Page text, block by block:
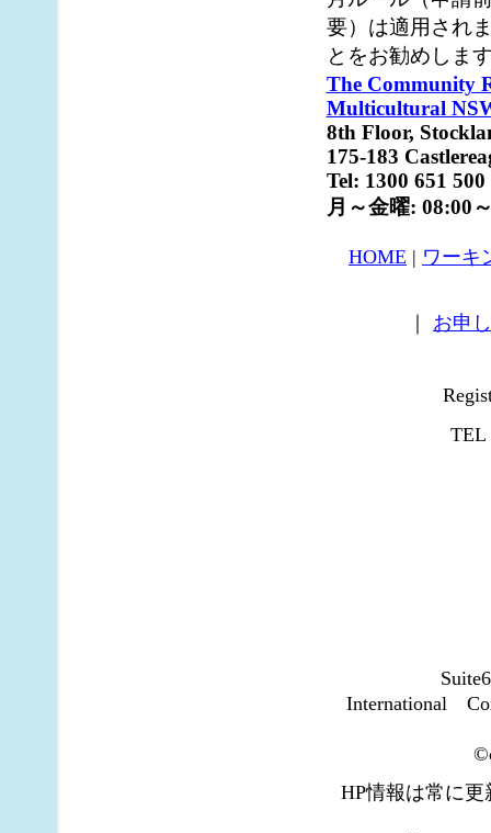
要）は適用され
とをお勧めしま
The Community
Multicultural
8th Floor,
175-183
Tel: 1300 651 500
月～金曜: 08:00
HOME | ワーキ
お申
International
HP情報は常に